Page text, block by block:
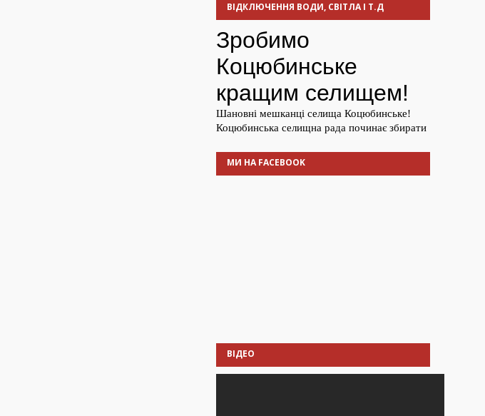
ВІДКЛЮЧЕННЯ ВОДИ, СВІТЛА І Т.Д
МИ НА FACEBOOK
ВІДЕО